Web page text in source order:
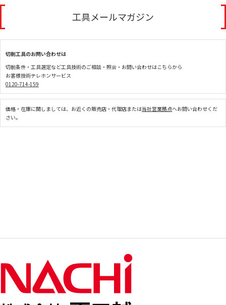
工具メールマガジン
切削工具のお問い合わせは
切削条件・工具選定など工具技術のご相談・照会・お問い合わせはこちらから
お客様技術テレホンサービス
0120-714-159
価格・在庫に関しましては、お近くの販売店・代理店または当社営業拠点へお問い合わせくだ
さい。